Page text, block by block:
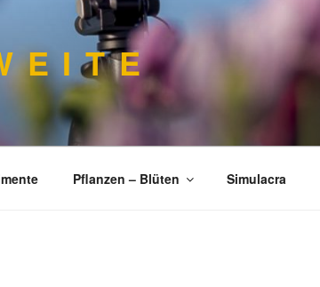
E I T E
Pflanzen – Blüten Simulacra